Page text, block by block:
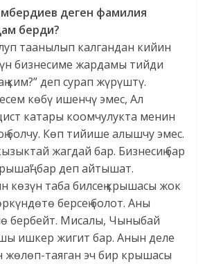
деген фамилия
берди?
таанылып калгандан кийин
бизнесиме жардамы тийди
ким?” деп сурап жүрүштү.
көбү ишенчү эмес, Ал
катары коомчулукта менин
болчу. Көп тийише алышчу эмес.
жагдай бар. Бизнесиң бар
бар деп айтышат.
көзүн таба билсең крышасы жок
берсең болот. Аны
бербейт. Мисалы, Чыныбай
ишкер жигит бар. Анын деле
жөлөп-таяган эч бир крышасы